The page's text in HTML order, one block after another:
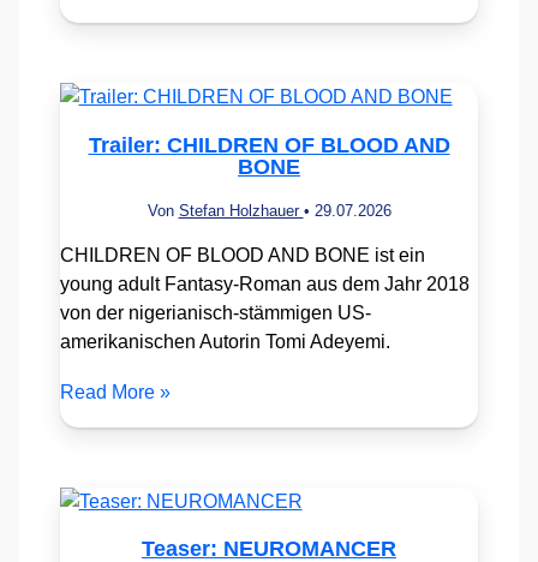
Trailer: CHILDREN OF BLOOD AND
BONE
Von Stefan Holzhauer • 29.07.2026
CHILDREN OF BLOOD AND BONE ist ein
young adult Fantasy-Roman aus dem Jahr 2018
von der nigerianisch-stämmigen US-
amerikanischen Autorin Tomi Adeyemi.
Read More »
Teaser: NEUROMANCER